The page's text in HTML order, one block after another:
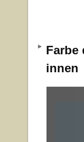
innen